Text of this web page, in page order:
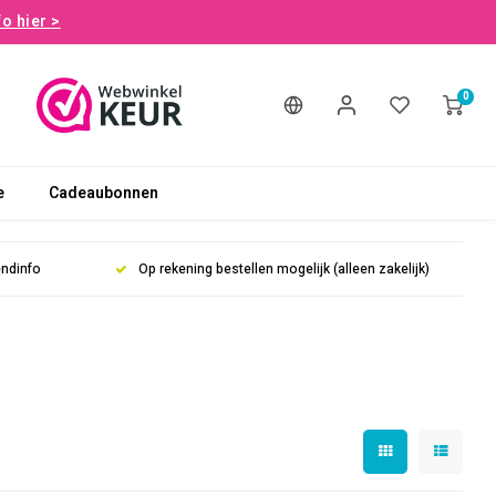
hier >
0
Cadeaubonnen
Op rekening bestellen mogelijk (alleen zakelijk)